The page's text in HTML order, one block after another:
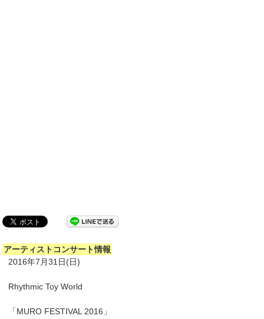
アーティストコンサート情報
2016年7月31日(日)
Rhythmic Toy World
「MURO FESTIVAL 2016」